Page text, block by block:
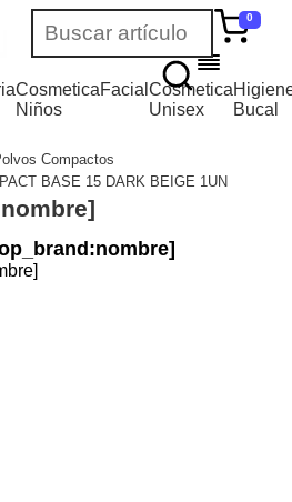
0
Cosmetica
Niños
FacialCosmetica
Unisex
Bucal
Compactos
BASE 15 DARK BEIGE 1UN